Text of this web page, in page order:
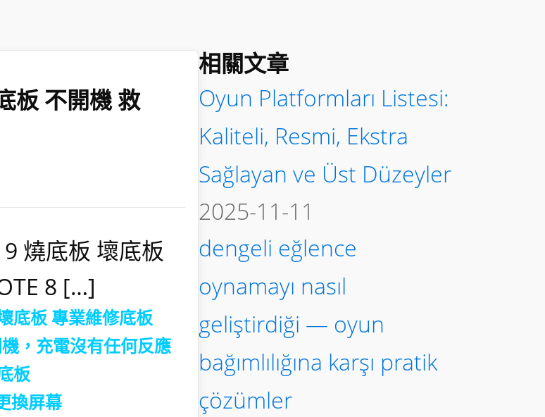
板 不開機 救
燒底板 壞底板
8 […]
底板 專業維修底板
，充電沒有任何反應
板
換屏幕
相關文章
Oyun Platformları Listesi:
Kaliteli, Resmi, Ekstra
Sağlayan ve Üst Düzeyler
2025-11-11
dengeli eğlence
oynamayı nasıl
geliştirdiği — oyun
bağımlılığına karşı pratik
çözümler